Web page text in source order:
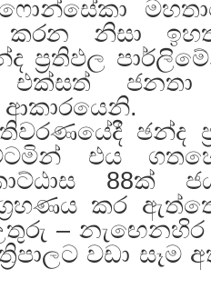
කරන නිසා
ප්‍රතිඵල
එක්සත්
ඡන්ද
එය
88ක්
කර
–
වඩා සෑම